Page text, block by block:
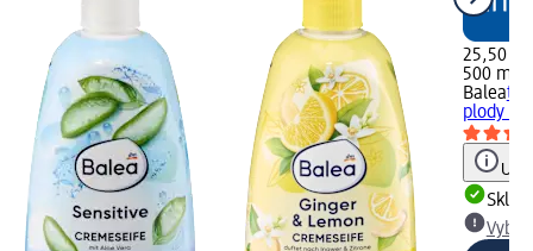
25,50 Kč
500 ml
Balea
plody &